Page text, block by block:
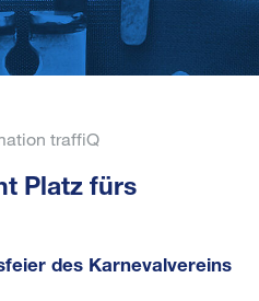
traffiQ
Platz fürs
des Karnevalvereins